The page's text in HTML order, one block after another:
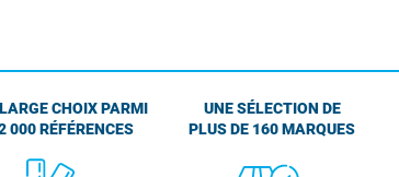
CHOIX PARMI
000 RÉFÉRENCES
UNE SÉLECTION DE
PLUS DE 160 MARQUES